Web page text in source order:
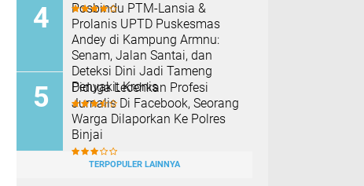
Posbindu PTM-Lansia &
Prolanis UPTD Puskesmas
Andey di Kampung Armnu:
Senam, Jalan Santai, dan
Deteksi Dini Jadi Tameng
Penyakit Kronis
Diduga Lecehkan Profesi
Jurnalis Di Facebook, Seorang
Warga Dilaporkan Ke Polres
Binjai
TERPOPULER LAINNYA